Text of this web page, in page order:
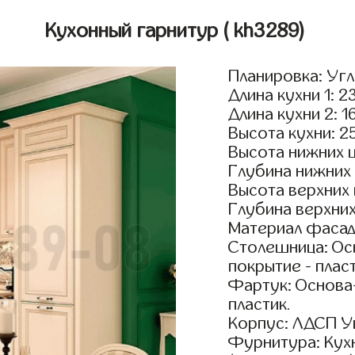
Кухонный гарнитур ( kh3289)
Планировка:
Длина кухни 1:
Длина кухни 2:
Высота кухни:
Высота
Глубина
Высота
Глубина
Материал
Столешница:
покрытие -
Фартук:
пластик.
Корпус: ЛДСП
Фурнитура: